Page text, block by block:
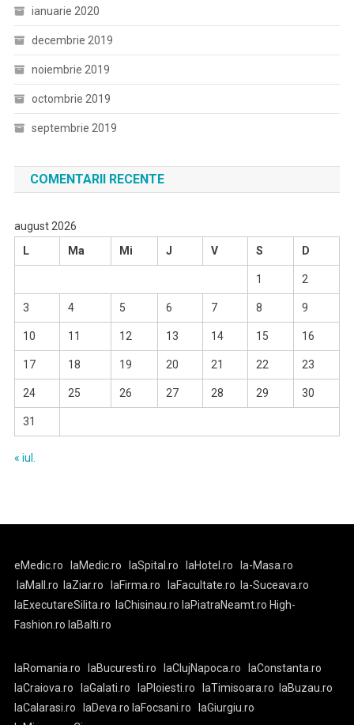
ianuarie 2020
decembrie 2019
noiembrie 2019
octombrie 2019
septembrie 2019
COMENTARII RECENTE
august 2026
L
Ma Mi J V S D
1 2
3 4 5 6 7 8 9
10 11 12 13 14 15 16
17 18 19 20 21 22 23
24 25 26 27 28 29 30
31
« iul.
eMedic.ro laMedic.ro laSpital.ro laHotel.ro
la-Masa.ro
laMall.ro
laZiar.ro laFirma.ro laFacultate.ro
la-Suceava.ro
laExecutareSilita.ro
laChisinau.ro laPiatraNeamt.ro High-
Fashion.ro laBalti.ro
laRomania.ro laBucuresti.ro laClujNapoca.ro
laConstanta.ro
laCraiova.ro
laGalati.ro laPloiesti.ro laTimisoara.ro
laBuzau.ro
laCalarasi.ro
laDeva.ro laFocsani.ro
laGiurgiu.ro